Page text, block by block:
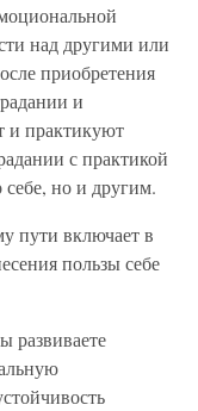
над другими или
приобретения
и
и практикуют
с практикой
но и другим.
пути включает в
пользы себе
развиваете